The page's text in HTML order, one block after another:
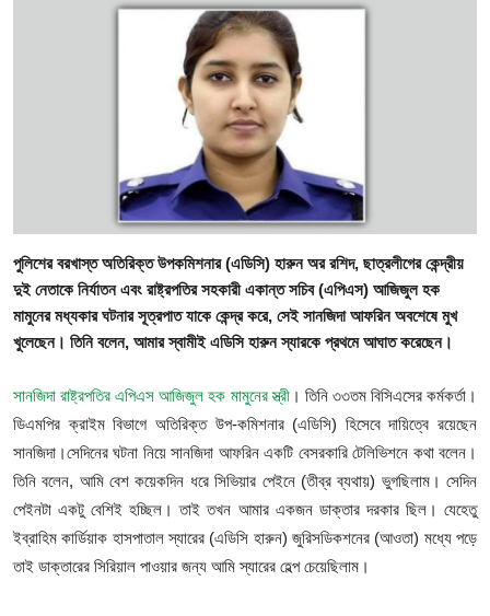
আন্তর্জাতিক
স্বাস্থ্য
বিনোদন
খেলা
অন্যান্য
ফিচার
ঢাকা বিভাগ
পুলিশের বরখাস্ত অতিরিক্ত উপকমিশনার (এডিসি) হারুন অর রশিদ, ছাত্রলীগের কেন্দ্রীয়
দুই নেতাকে নির্যাতন এবং রাষ্ট্রপতির সহকারী একান্ত সচিব (এপিএস) আজিজুল হক
মামুনের মধ্যকার ঘটনার সূত্রপাত যাকে কেন্দ্র করে, সেই সানজিদা আফরিন অবশেষে মুখ
খুলেছেন। তিনি বলেন, আমার স্বামীই এডিসি হারুন স্যারকে প্রথমে আঘাত করেছেন।
সানজিদা রাষ্ট্রপতির এপিএস আজিজুল হক মামুনের স্ত্রী। তিনি ৩৩তম বিসিএসের কর্মকর্তা।
ডিএমপির ক্রাইম বিভাগে অতিরিক্ত উপ-কমিশনার (এডিসি) হিসেবে দায়িত্বে রয়েছেন
সানজিদা।সেদিনের ঘটনা নিয়ে সানজিদা আফরিন একটি বেসরকারি টেলিভিশনে কথা বলেন।
তিনি বলেন, আমি বেশ কয়েকদিন ধরে সিভিয়ার পেইনে (তীব্র ব্যথায়) ভুগছিলাম। সেদিন
পেইনটা একটু বেশিই হচ্ছিল। তাই তখন আমার একজন ডাক্তার দরকার ছিল। যেহেতু
ইব্রাহিম কার্ডিয়াক হাসপাতাল স্যারের (এডিসি হারুন) জুরিসডিকশনের (আওতা) মধ্যে পড়ে
তাই ডাক্তারের সিরিয়াল পাওয়ার জন্য আমি স্যারের হেল্প চেয়েছিলাম।